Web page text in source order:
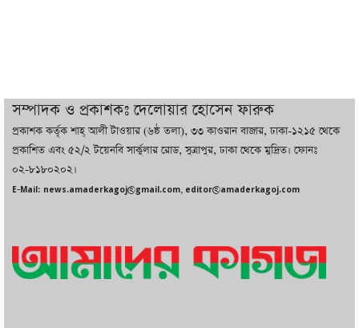
বাজারে কাঁচা মরিচে ‘আগুন’, ‘এত দাম তো
আগে দেখিনি’
সম্পাদক ও প্রকাশকঃ দেলোয়ার হোসেন ফারুক
প্রকাশক কর্তৃক শাহ্ আলী টাওয়ার (৬ষ্ঠ তলা), ৩৩ কাওরান বাজার, ঢাকা-১২১৫ থেকে
প্রকাশিত এবং ৫২/২ টয়েনবি সার্কুলার রোড, সুত্রাপুর, ঢাকা থেকে মুদ্রিত। ফোনঃ
০২-৮১৮০২০২।
E-Mail: news.amaderkagoj@gmail.com, editor@amaderkagoj.com